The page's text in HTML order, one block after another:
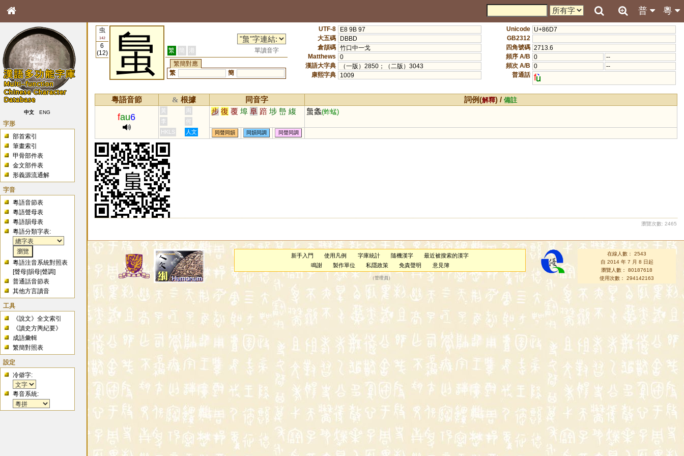
粵
普
中文 ENG
字形
部首索引
筆畫索引
甲骨部件表
金文部件表
形義源流通解
字音
粵語音節表
粵語聲母表
粵語韻母表
粵語分類字表:
粵語注音系統對照表
[聲母 |韻母 |聲調]
普通話音節表
其他方言讀音
工具
《說文》全文索引
《讀史方輿紀要》
成語彙輯
繁簡對照表
設定
冷僻字:
粵音系統:
虫
142
6
(12)
蛗 繁 簡 港
單讀音字
繁簡對應
繁
簡
UTF-8
E8 9B 97
大五碼
DBBD
倉頡碼 竹口中一戈
Matthews
0
漢語大字典
（一版）2850；（二版）3043
康熙字典
1009
Unicode U+86D7
GB2312
四角號碼 2713.6
頻序 A/B 0
--
頻次 A/B 0
--
普通話 f
粵語音節 & 根據 同音字 詞例(解釋) /備註
fau6
黃 周 步 復 覆 埠 阜 踣 埗 峊 緮 蛗螽(蚱蜢)
李
何
HKLS
人文 同聲同韻 同韻同調 同聲同調
瀏覽次數: 2465
新手入門 使用凡例 字庫統計 隨機漢字
最近被搜索的漢字
鳴謝
製作單位 私隱政策 免責聲明 意見簿
（管理員 ）
在線人數： 2543
自 2014 年 7 月 8 日起
瀏覽人數： 80187618
使用次數： 294142163